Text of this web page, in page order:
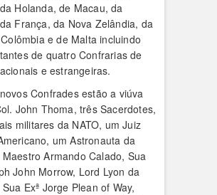
Holanda, de Macau, da
França, da Nova Zelândia, da
e de Malta incluindo
de quatro Confrarias de
e estrangeiras.
Confrades estão a viúva
John Thoma, três Sacerdotes,
militares da NATO, um Juiz
um Astronauta da
Armando Calado, Sua
John Morrow, Lord Lyon da
Exª Jorge Plean of Way,